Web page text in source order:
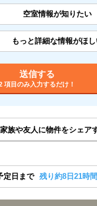
空室情報が知りたい
もっと詳細な情報がほ
送信する
項目のみ入力するだけ！
家族や友人に物件をシェア
定日まで 残り約8日21時